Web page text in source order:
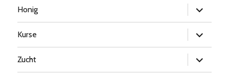
Honig
öffnen
Kurse
öffnen
Zucht
öffnen